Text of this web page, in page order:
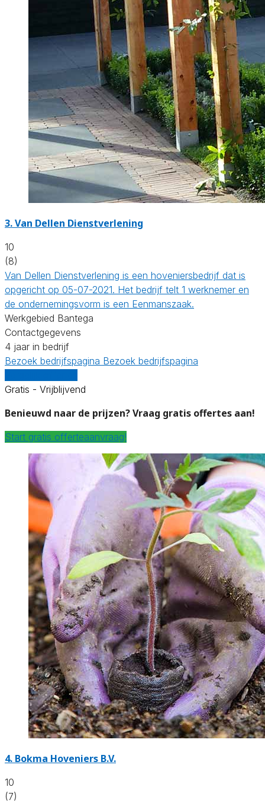
3.Van Dellen Dienstverlening
10
(8)
Van Dellen Dienstverlening is een hoveniersbedrijf dat is
opgericht op 05-07-2021. Het bedrijf telt 1 werknemer en
de ondernemingsvorm is een Eenmanszaak.
Werkgebied Bantega
Contactgegevens
4 jaar in bedrijf
Bezoek bedrijfspagina Bezoek bedrijfspagina
Gratis - Vrijblijvend
Benieuwd naar de prijzen? Vraag gratis offertes aan!
Start gratis offerteaanvraag!
4. Bokma Hoveniers B.V.
10
(7)